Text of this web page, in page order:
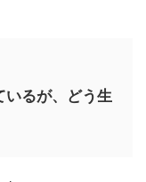
いるが、どう生